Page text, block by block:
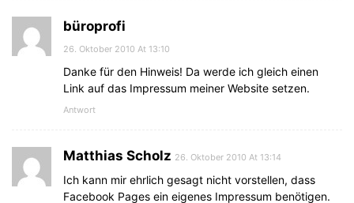
büroprofi
26. Oktober 2010 At 13:10
Danke für den Hinweis! Da werde ich gleich einen
Link auf das Impressum meiner Website setzen.
Antwort
Matthias Scholz 26. Oktober 2010 At 13:14
Ich kann mir ehrlich gesagt nicht vorstellen, dass
Facebook Pages ein eigenes Impressum benötigen.